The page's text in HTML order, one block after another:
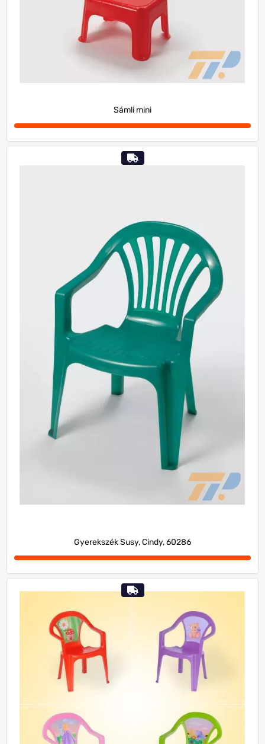
Sámli mini
Gyerekszék Susy, Cindy, 60286